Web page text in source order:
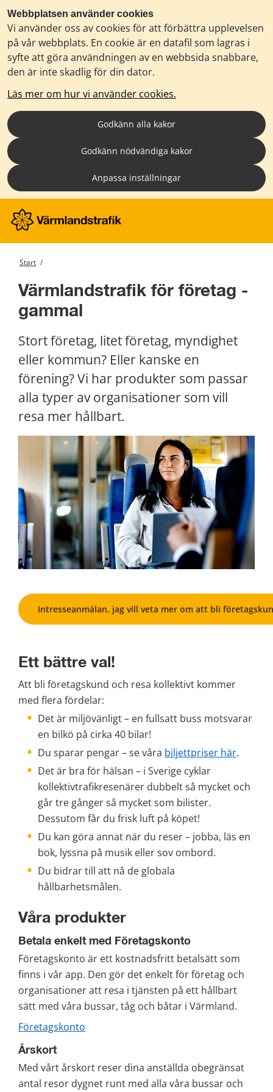
Webbplatsen använder cookies
Vi använder oss av cookies för att förbättra upplevelsen
på vår webbplats. En cookie är en datafil som lagras i
syfte att göra användningen av en webbsida snabbare,
den är inte skadlig för din dator.
Läs mer om hur vi använder cookies.
Godkänn alla kakor
Godkänn nödvändiga kakor
Anpassa inställningar
Start /
Värmlandstrafik för företag -
gammal
Stort företag, litet företag, myndighet
eller kommun? Eller kanske en
förening? Vi har produkter som passar
alla typer av organisationer som vill
resa mer hållbart.
Intresseanmälan, jag vill veta mer om att bli
Ett bättre val!
Att bli företagskund och resa kollektivt kommer
med flera fördelar:
Det är miljövänligt – en fullsatt buss motsvarar
en bilkö på cirka 40 bilar!
Du sparar pengar – se våra biljettpriser här.
Det är bra för hälsan – i Sverige cyklar
kollektivtrafikresenärer dubbelt så mycket och
går tre gånger så mycket som bilister.
Dessutom får du frisk luft på köpet!
Du kan göra annat när du reser – jobba, läs en
bok, lyssna på musik eller sov ombord.
Du bidrar till att nå de globala
hållbarhetsmålen.
Våra produkter
Betala enkelt med Företagskonto
Företagskonto är ett kostnadsfritt betalsätt som
finns i vår app. Den gör det enkelt för företag och
organisationer att resa i tjänsten på ett hållbart
sätt med våra bussar, tåg och båtar i Värmland.
Företagskonto
Årskort
Med vårt årskort reser dina anställda obegränsat
antal resor dygnet runt med alla våra bussar och